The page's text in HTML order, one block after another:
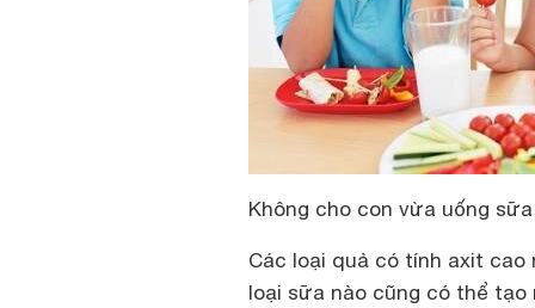
Không cho con vừa uống
Các loại quả có tính axit
loại sữa nào cũng có thể tạo